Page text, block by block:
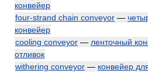
конвейер
four-strand chain conveyor —
конвейер
cooling conveyor — ленточный
отливок
withering conveyor — конвейер